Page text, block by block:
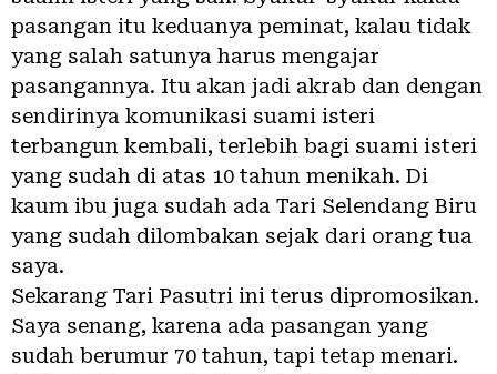
pasangan itu keduanya peminat, kalau tidak
yang salah satunya harus mengajar
pasangannya. Itu akan jadi akrab dan dengan
sendirinya komunikasi suami isteri
terbangun kembali, terlebih bagi suami isteri
yang sudah di atas 10 tahun menikah. Di
kaum ibu juga sudah ada Tari Selendang Biru
yang sudah dilombakan sejak dari orang tua
saya.
Sekarang Tari Pasutri ini terus dipromosikan.
Saya senang, karena ada pasangan yang
sudah berumur 70 tahun, tapi tetap menari.